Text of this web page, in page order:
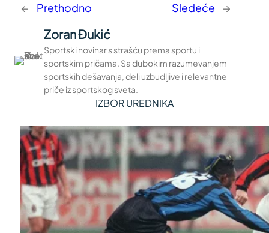
← Prethodno Sledeće →
Zoran Đukić
Sportski novinar s strašću prema sportu i
sportskim pričama. Sa dubokim razumevanjem
sportskih dešavanja, deli uzbudljive i relevantne
priče iz sportskog sveta.
IZBOR UREDNIKA